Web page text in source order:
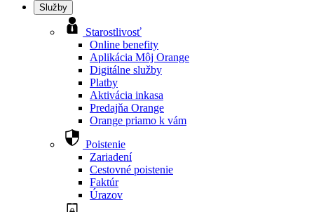
Služby
Starostlivosť
Online benefity
Aplikácia Môj Orange
Digitálne služby
Platby
Aktivácia inkasa
Predajňa Orange
Orange priamo k vám
Poistenie
Zariadení
Cestovné poistenie
Faktúr
Úrazov